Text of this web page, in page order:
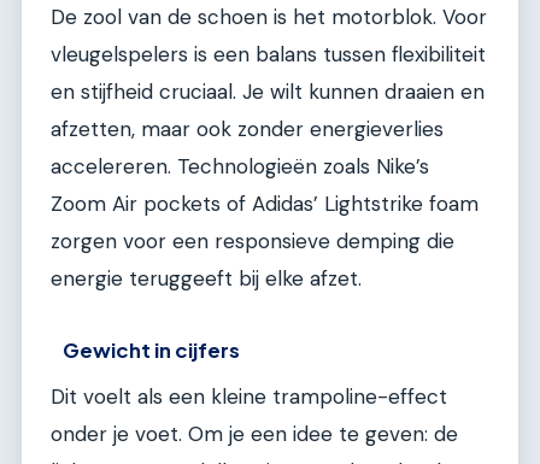
De zool van de schoen is het motorblok. Voor
vleugelspelers is een balans tussen flexibiliteit
en stijfheid cruciaal. Je wilt kunnen draaien en
afzetten, maar ook zonder energieverlies
accelereren. Technologieën zoals Nike’s
Zoom Air pockets of Adidas’ Lightstrike foam
zorgen voor een responsieve demping die
energie teruggeeft bij elke afzet.
Gewicht in cijfers
Dit voelt als een kleine trampoline-effect
onder je voet. Om je een idee te geven: de